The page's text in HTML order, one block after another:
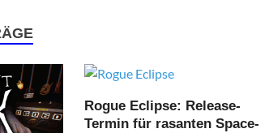
Rogue Eclipse: Release-
Termin für rasanten Space-